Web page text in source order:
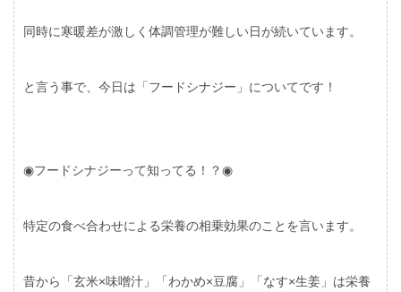
同時に寒暖差が激しく体調管理が難しい日が続いています。
と言う事で、今日は「フードシナジー」についてです！
◉フードシナジーって知ってる！？◉
特定の食べ合わせによる栄養の相乗効果のことを言います。
昔から「玄米×味噌汁」「わかめ×豆腐」「なす×生姜」は栄養